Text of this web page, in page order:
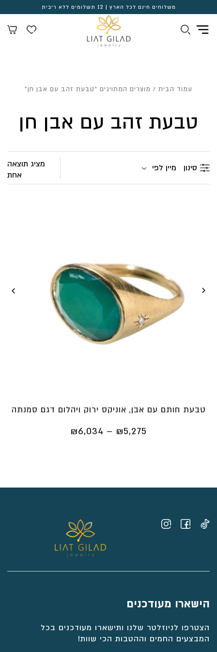
משלוחים חינם לכל הארץ | 12 תשלומים ללא ריבית
עמוד הבית / מוצרים המתויגים “טבעת זהב עם אבן חן”
טבעת זהב עם אבן חן
סינון מיין לפי
מציג תוצאה
אחת
טבעת חותם עם אבן, אוניקס ירוק ויהלום דגם סמנתה
₪5,275
–
₪6,034
הישארו מעודכנים
הצטרפו לניוזלטר שלנו ותישארו מעודכנים בכל
המבצעים החמים וההטבות הכי שוות!